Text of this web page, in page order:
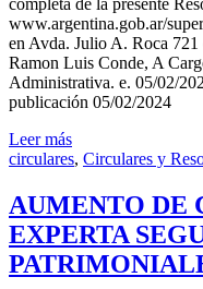
www.argentina.gob.ar/
en Avda. Julio A. Roca 721
Ramon Luis Conde, A
Administrativa. e. 05/02/
publicación 05/02/2024
Leer más
circulares, Circulares y
AUMENTO DE
EXPERTA